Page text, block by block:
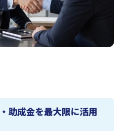
助成金を最大限に活用